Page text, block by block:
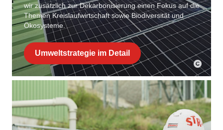
wir zusätzlich zur Dekarbonisierung einen Fokus auf die
Themen Kreislaufwirtschaft sowie Biodiversität und
Ökosysteme.
Umweltstrategie im Detail